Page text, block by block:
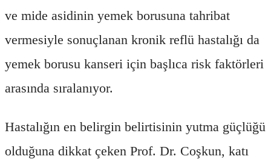
ve mide asidinin yemek borusuna tahribat
vermesiyle sonuçlanan kronik reflü hastalığı da
yemek borusu kanseri için başlıca risk faktörleri
arasında sıralanıyor.
Hastalığın en belirgin belirtisinin yutma güçlüğü
olduğuna dikkat çeken Prof. Dr. Coşkun, katı